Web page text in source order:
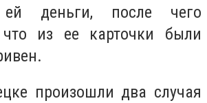
ей деньги, после чего
что из ее карточки были
произошли два случая